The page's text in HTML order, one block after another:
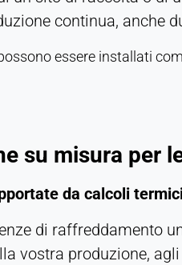
continua, anche
essere installati
su misura per
da calcoli
di raffreddamento
vostra produzione,